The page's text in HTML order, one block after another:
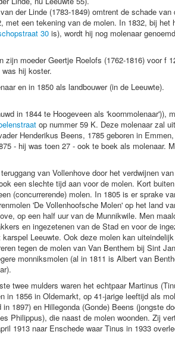
der Linde (1783-1849) omtrent de schade van
met een tekening van de molen. In 1832, bij het
30 is), wordt hij nog molenaar
moeder Geertje Roelofs (1762-1816) voor f
hij koster.
en in 1850 als landbouwer (in de Leeuwte).
in 1844 te Hoogeveen als 'koornmolenaar')),
op nummer 59 K. Deze molenaar zal
Henderikus Beens, 1785 geboren in
- hij was toen 27 - ook te boek als molenaar.
van Vollenhove door het verdwijnen
een slechte tijd aan voor de molen. Kort
(concurrerende) molen. In 1805 is er sprake
'De Vollenhoofsche Molen' op het land
op een half uur van de Munnikwile. Men
en ingezetenen van de Stad en voor de
karspel Leeuwte. Ook deze molen kan
tegen de molen van Van Benthem bij Sint
monniksmolen (al in 1811 is Albert van
twee mulders waren het echtpaar Martinus
in 1856 in Oldemarkt, op 41-jarige leeftijd als
in 1897) en Hillegonda (Gonde) Beens (jongste
Philippus), die naast de molen woonden. Zij
1913 naar Enschede waar Tinus in 1933